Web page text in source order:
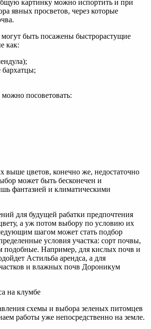
картинку можно испортить и при
явных просветов, через которые
быть посажены быстрорастущие
как:
бархатцы;
посоветовать:
выше цветов, конечно же, недостаточно
может быть бесконечен и
фантазией и климатическими
для будущей рабатки предпочтения
а уж потом выбору по условию их
шагом может стать подбор
условия участка: сорт почвы,
подобные. Например, для кислых почв и
Астильба арендса, а для
и влажных почв Дороникум
схемы и выбора зеленых питомцев
работы уже непосредственно на земле.